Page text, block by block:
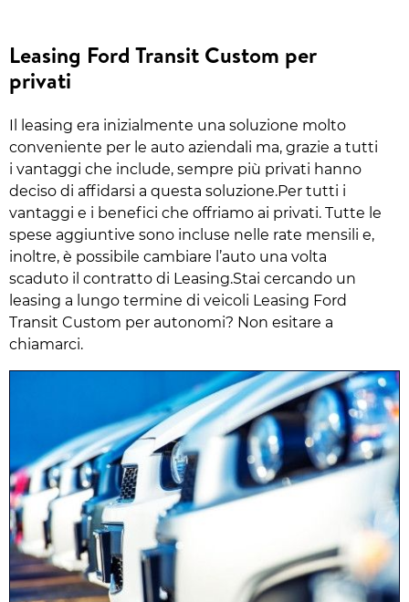
Leasing Ford Transit Custom per
privati
Il leasing era inizialmente una soluzione molto
conveniente per le auto aziendali ma, grazie a tutti
i vantaggi che include, sempre più privati hanno
deciso di affidarsi a questa soluzione.Per tutti i
vantaggi e i benefici che offriamo ai privati. Tutte le
spese aggiuntive sono incluse nelle rate mensili e,
inoltre, è possibile cambiare l’auto una volta
scaduto il contratto di Leasing.Stai cercando un
leasing a lungo termine di veicoli Leasing Ford
Transit Custom per autonomi? Non esitare a
chiamarci.